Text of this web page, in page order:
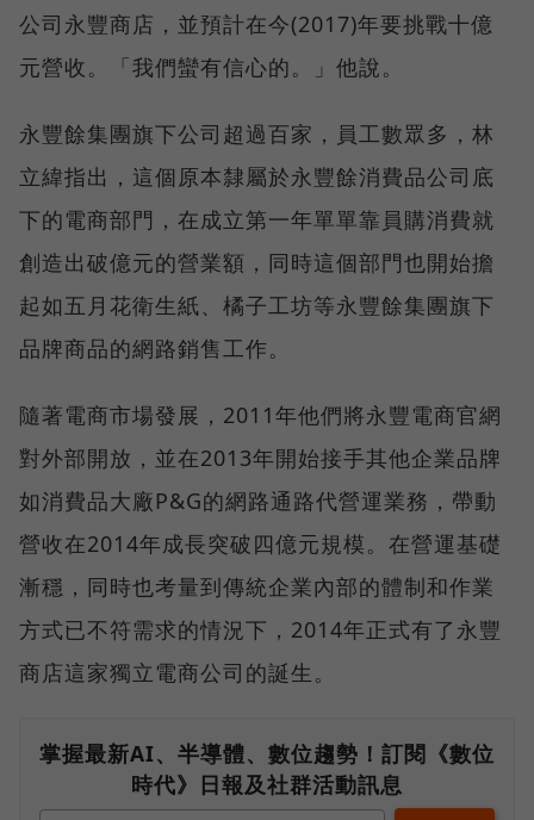
公司永豐商店，並預計在今(2017)年要挑戰十億
元營收。「我們蠻有信心的。」他說。
永豐餘集團旗下公司超過百家，員工數眾多，林
立緯指出，這個原本隸屬於永豐餘消費品公司底
下的電商部門，在成立第一年單單靠員購消費就
創造出破億元的營業額，同時這個部門也開始擔
起如五月花衛生紙、橘子工坊等永豐餘集團旗下
品牌商品的網路銷售工作。
隨著電商市場發展，2011年他們將永豐電商官網
對外部開放，並在2013年開始接手其他企業品牌
如消費品大廠P&G的網路通路代營運業務，帶動
營收在2014年成長突破四億元規模。在營運基礎
漸穩，同時也考量到傳統企業內部的體制和作業
方式已不符需求的情況下，2014年正式有了永豐
商店這家獨立電商公司的誕生。
掌握最新AI、半導體、數位趨勢！訂閱《數位
時代》日報及社群活動訊息